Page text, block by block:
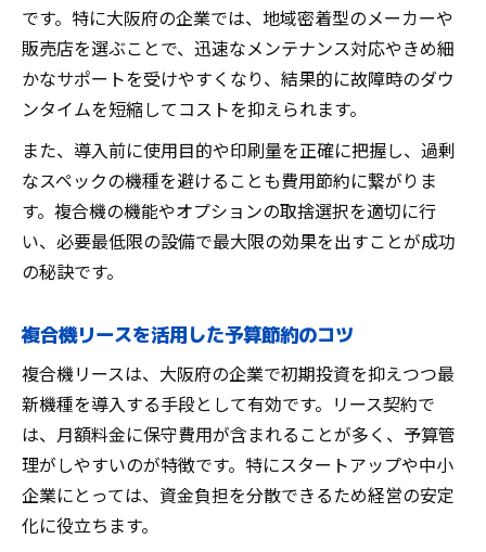
です。特に大阪府の企業では、地域密着型のメーカーや
販売店を選ぶことで、迅速なメンテナンス対応やきめ細
かなサポートを受けやすくなり、結果的に故障時のダウ
ンタイムを短縮してコストを抑えられます。
また、導入前に使用目的や印刷量を正確に把握し、過剰
なスペックの機種を避けることも費用節約に繋がりま
す。複合機の機能やオプションの取捨選択を適切に行
い、必要最低限の設備で最大限の効果を出すことが成功
の秘訣です。
複合機リースを活用した予算節約のコツ
複合機リースは、大阪府の企業で初期投資を抑えつつ最
新機種を導入する手段として有効です。リース契約で
は、月額料金に保守費用が含まれることが多く、予算管
理がしやすいのが特徴です。特にスタートアップや中小
企業にとっては、資金負担を分散できるため経営の安定
化に役立ちます。